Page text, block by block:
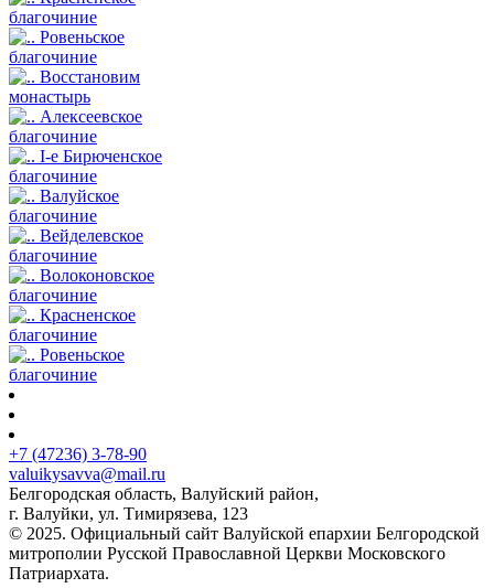
благочиние
Ровеньское
благочиние
Восстановим
монастырь
Алексеевское
благочиние
I-е Бирюченское
благочиние
Валуйское
благочиние
Вейделевское
благочиние
Волоконовское
благочиние
Красненское
благочиние
Ровеньское
благочиние
+7 (47236) 3-78-90
valuikysavva@mail.ru
Белгородская область, Валуйский район,
г. Валуйки, ул. Тимирязева, 123
© 2025. Официальный сайт Валуйской епархии Белгородской
митрополии Русской Православной Церкви Московского
Патриархата.